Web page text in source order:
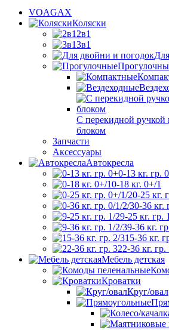
VOAGAX
Коляски
2в1
3в1
С перекидной
блоком
Запчасти
Аксессуары
Автокресла
0-13 кг. гр.
0-18 кг. 0+/1
0-25 кг.
0-36 кг.
9-25 кг. гр.
9-36 кг.
15-36 кг.
22-36 кг. гр.
Мебель детская
Кроватки
Круг/овал